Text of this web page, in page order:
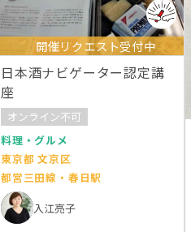
開催リクエスト受付中
日本酒ナビゲーター認定講
座
オンライン不可
料理・グルメ
東京都 文京区
都営三田線・春日駅
入江亮子